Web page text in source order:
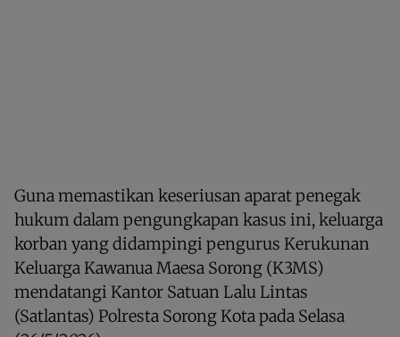
Guna memastikan keseriusan aparat penegak
hukum dalam pengungkapan kasus ini, keluarga
korban yang didampingi pengurus Kerukunan
Keluarga Kawanua Maesa Sorong (K3MS)
mendatangi Kantor Satuan Lalu Lintas
(Satlantas) Polresta Sorong Kota pada Selasa